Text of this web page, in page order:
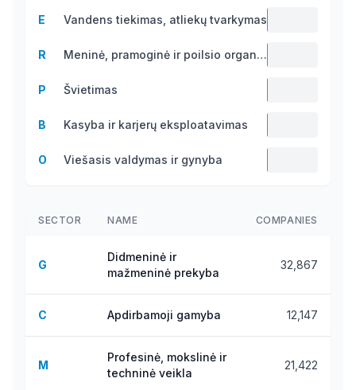
E
Vandens tiekimas, atliekų tvarkymas
R
Meninė, pramoginė ir poilsio organizavimo veikla
P
Švietimas
B
Kasyba ir karjerų eksploatavimas
O
Viešasis valdymas ir gynyba
SECTOR NAME COMPANIES
G
Didmeninė ir
mažmeninė prekyba
32,867
C Apdirbamoji gamyba 12,147
M
Profesinė, mokslinė ir
techninė veikla
21,422